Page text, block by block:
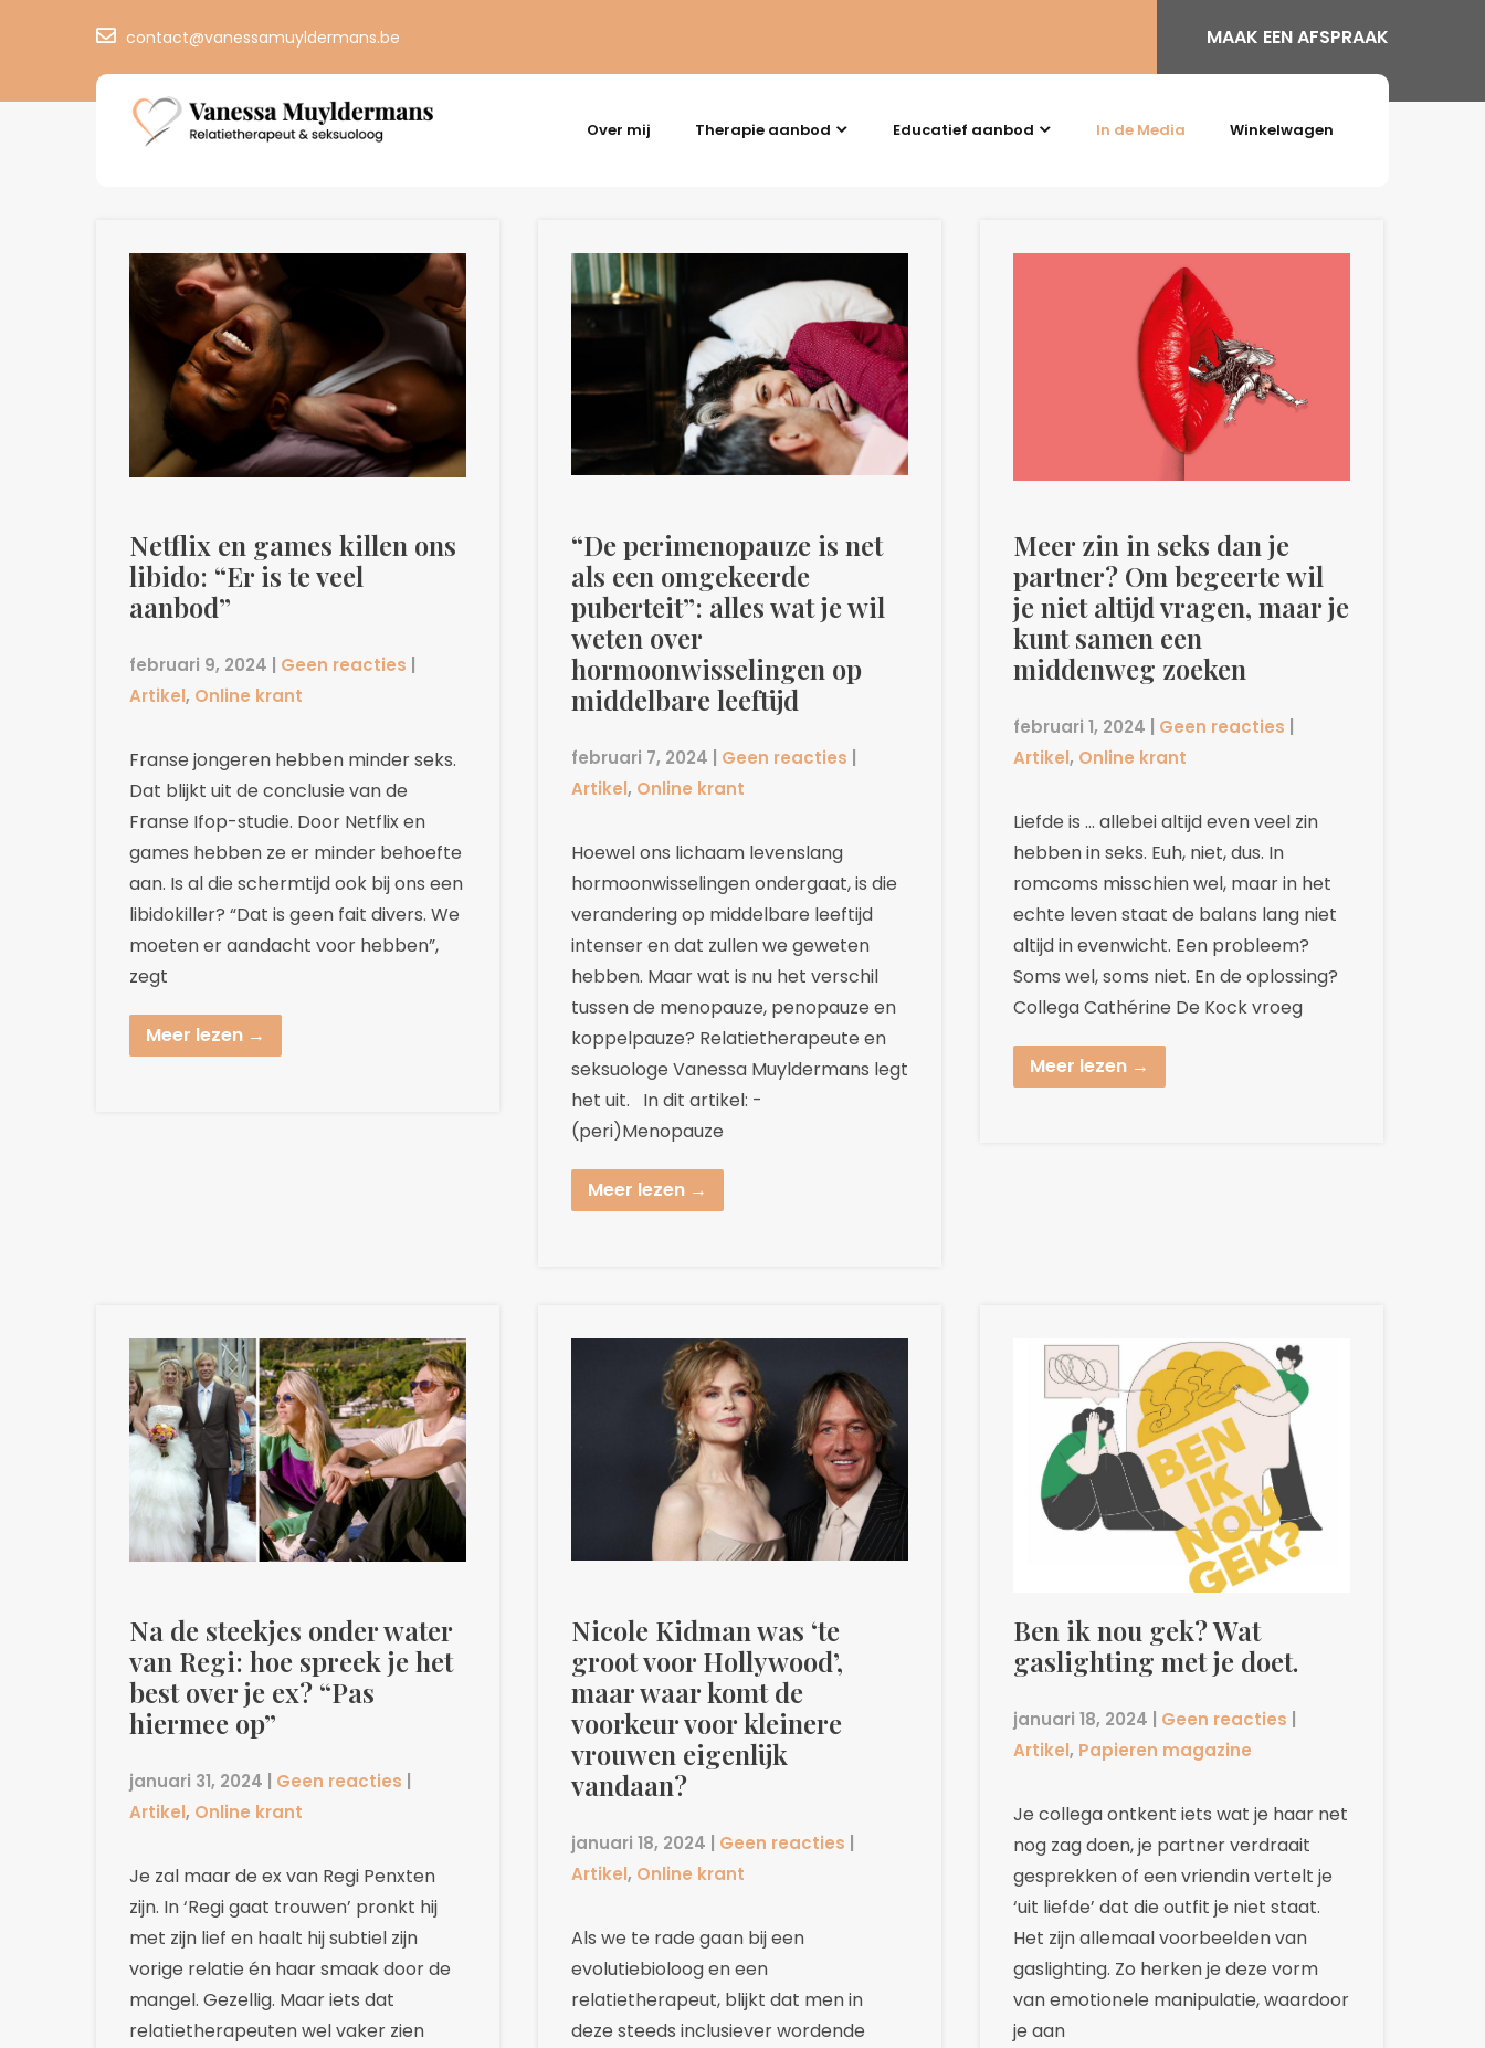
contact@vanessamuyldermans.be MAAK EEN AFSPRAAK
Over mij Therapie aanbod Educatief aanbod In de Media Winkelwagen
Netflix en games killen ons
libido: “Er is te veel
aanbod”
februari 9, 2024 Geen reacties
Artikel, Online krant
Franse jongeren hebben minder seks.
Dat blijkt uit de conclusie van de
Franse Ifop-studie. Door Netflix en
games hebben ze er minder behoefte
aan. Is al die schermtijd ook bij ons een
libidokiller? “Dat is geen fait divers. We
moeten er aandacht voor hebben”,
zegt
Meer lezen →
“De perimenopauze is net
als een omgekeerde
puberteit”: alles wat je wil
weten over
hormoonwisselingen op
middelbare leeftijd
februari 7, 2024 Geen reacties
Artikel, Online krant
Hoewel ons lichaam levenslang
hormoonwisselingen ondergaat, is die
verandering op middelbare leeftijd
intenser en dat zullen we geweten
hebben. Maar wat is nu het verschil
tussen de menopauze, penopauze en
koppelpauze? Relatietherapeute en
seksuologe Vanessa Muyldermans legt
het uit. In dit artikel: -
(peri)Menopauze
Meer lezen →
Meer zin in seks dan je
partner? Om begeerte wil
je niet altijd vragen, maar je
kunt samen een
middenweg zoeken
februari 1, 2024 Geen reacties
Artikel, Online krant
Liefde is … allebei altijd even veel zin
hebben in seks. Euh, niet, dus. In
romcoms misschien wel, maar in het
echte leven staat de balans lang niet
altijd in evenwicht. Een probleem?
Soms wel, soms niet. En de oplossing?
Collega Cathérine De Kock vroeg
Meer lezen →
Na de steekjes onder water
van Regi: hoe spreek je het
best over je ex? “Pas
hiermee op”
januari 31, 2024 Geen reacties
Artikel, Online krant
Je zal maar de ex van Regi Penxten
zijn. In ‘Regi gaat trouwen’ pronkt hij
met zijn lief en haalt hij subtiel zijn
vorige relatie én haar smaak door de
mangel. Gezellig. Maar iets dat
relatietherapeuten wel vaker zien
Nicole Kidman was ‘te
groot voor Hollywood’,
maar waar komt de
voorkeur voor kleinere
vrouwen eigenlijk
vandaan?
januari 18, 2024 Geen reacties
Artikel, Online krant
Als we te rade gaan bij een
evolutiebioloog en een
relatietherapeut, blijkt dat men in
deze steeds inclusiever wordende
Ben ik nou gek? Wat
gaslighting met je doet.
januari 18, 2024 Geen reacties
Artikel, Papieren magazine
Je collega ontkent iets wat je haar net
nog zag doen, je partner verdraait
gesprekken of een vriendin vertelt je
‘uit liefde’ dat die outfit je niet staat.
Het zijn allemaal voorbeelden van
gaslighting. Zo herken je deze vorm
van emotionele manipulatie, waardoor
je aan